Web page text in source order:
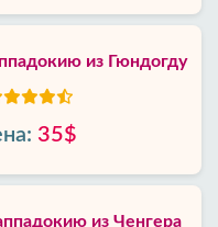
из Гюндогду
35$
из Ченгера